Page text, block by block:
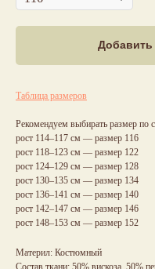
Добавить
Таблица размеров
Рекомендуем выбирать размер по
рост 114–117 см — размер 116
рост 118–123 см — размер 122
рост 124–129 см — размер 128
рост 130–135 см — размер 134
рост 136–141 см — размер 140
рост 142–147 см — размер 146
рост 148–153 см — размер 152
Материл: Костюмный
Состав ткани: 50% вискоза, 50%